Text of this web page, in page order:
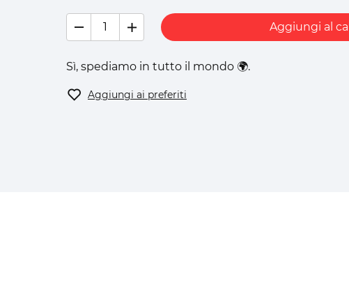
Aggiungi al
Sì, spediamo in tutto il mondo 🌍.
Aggiungi ai preferiti